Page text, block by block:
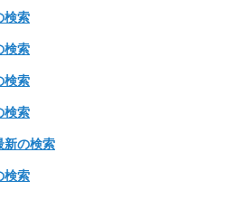
検索
検索
検索
検索
新の検索
検索